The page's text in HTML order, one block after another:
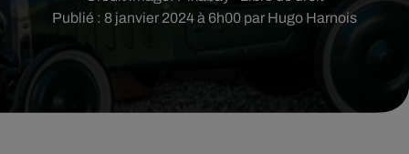
Publié : 8 janvier 2024 à 6h00 par Hugo Harnois